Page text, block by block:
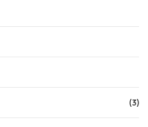
(3)